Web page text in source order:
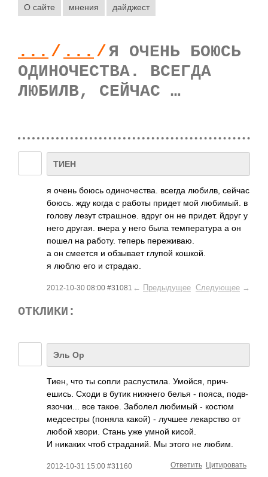
О сайте мнения дайджест
... / ... /Я ОЧЕНЬ БОЮСЬ
ОДИНОЧЕСТВА. ВСЕГДА
ЛЮБИЛВ, СЕЙЧАС …
ТИЕН
я очень боюсь один­очес­тва. всегда любилв, сейчас
боюсь. жду когда с работы придет мой люби­мый. в
голову лезут стра­шное. вдруг он не придет. йдруг у
него другая. вчера у него была темп­ерат­ура а он
пошел на работу. теперь пере­живаю.
а он смеется и обзы­вает глупой кошкой.
я люблю его и стра­даю.
2012-10-30 08:00 #31081 ← Предыдущее Следующее →
ОТКЛИКИ:
Эль Ор
Тиен, что ты сопли расп­усти­ла. Умойся, прич­
ешись. Сходи в бутик нижнего белья - пояса, подв­
язоч­ки... все такое. Заболел любимый - костюм
медс­естры (поняла какой) - лучшее лека­рство от
любой хвори. Стань уже умной кисой.
И никаких чтоб стра­даний. Мы этого не любим.
2012-10-31 15:00 #31160 Цитировать
Ответить